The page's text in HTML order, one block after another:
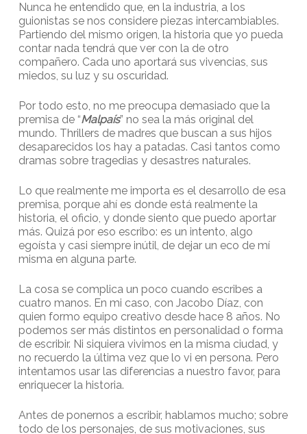
Nunca he entendido que, en la industria, a los
guionistas se nos considere piezas intercambiables.
Partiendo del mismo origen, la historia que yo pueda
contar nada tendrá que ver con la de otro
compañero. Cada uno aportará sus vivencias, sus
miedos, su luz y su oscuridad.
Por todo esto, no me preocupa demasiado que la
premisa de “Malpaís” no sea la más original del
mundo. Thrillers de madres que buscan a sus hijos
desaparecidos los hay a patadas. Casi tantos como
dramas sobre tragedias y desastres naturales.
Lo que realmente me importa es el desarrollo de esa
premisa, porque ahí es donde está realmente la
historia, el oficio, y donde siento que puedo aportar
más. Quizá por eso escribo: es un intento, algo
egoísta y casi siempre inútil, de dejar un eco de mí
misma en alguna parte.
La cosa se complica un poco cuando escribes a
cuatro manos. En mi caso, con Jacobo Díaz, con
quien formo equipo creativo desde hace 8 años. No
podemos ser más distintos en personalidad o forma
de escribir. Ni siquiera vivimos en la misma ciudad, y
no recuerdo la última vez que lo vi en persona. Pero
intentamos usar las diferencias a nuestro favor, para
enriquecer la historia.
Antes de ponernos a escribir, hablamos mucho; sobre
todo de los personajes, de sus motivaciones, sus